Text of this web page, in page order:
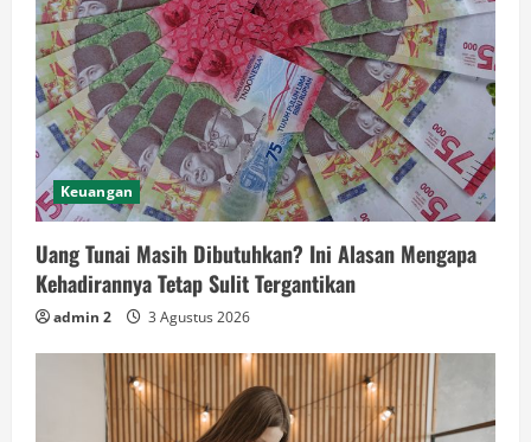
Keuangan
Uang Tunai Masih Dibutuhkan? Ini Alasan Mengapa
Kehadirannya Tetap Sulit Tergantikan
admin 2 3 Agustus 2026